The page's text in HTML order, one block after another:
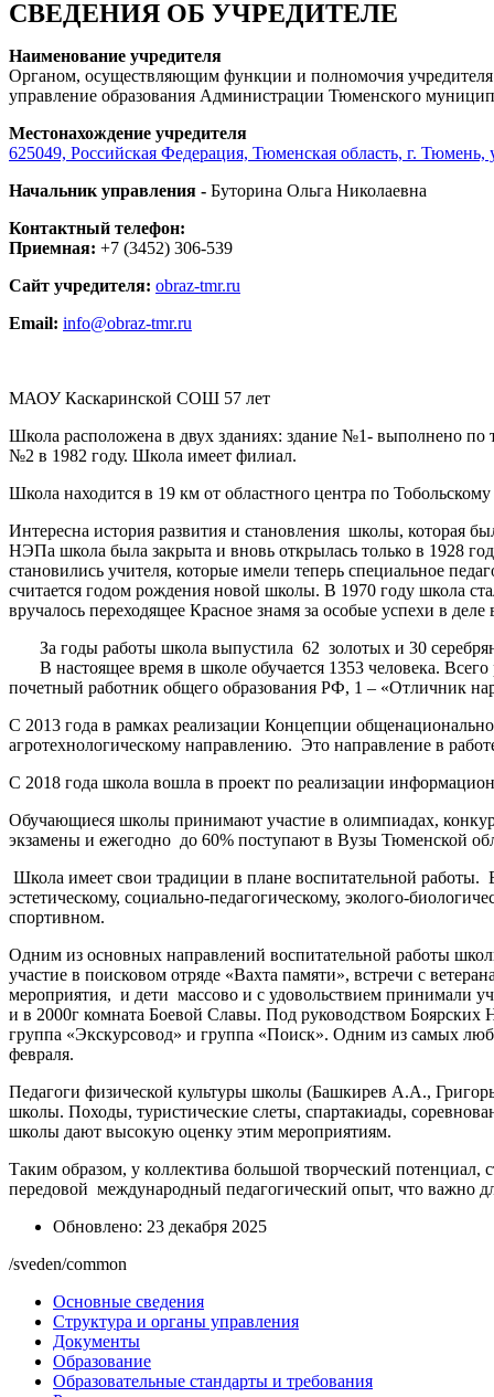
СВЕДЕНИЯ ОБ УЧРЕДИТЕЛЕ
Наименование учредителя
Органом, осуществляющим функции и полномочия
управление образования Администрации Тюменского
Местонахождение учредителя
625049, Российская Федерация, Тюменская область, г. Тюмень,
Начальник управления - Буторина Ольга Николаевна
Контактный телефон:
Приемная: +7 (3452) 306-539
Сайт учредителя: obraz-tmr.ru
Email: info@obraz-tmr.ru
МАОУ Каскаринской СОШ 57 лет
Школа расположена в двух зданиях: здание №1- выполнено по
№2 в 1982 году. Школа имеет филиал.
Школа находится в 19 км от областного центра по Тобольскому
Интересна история развития и становления школы, которая
НЭПа школа была закрыта и вновь открылась только в 1928
становились учителя, которые имели теперь специальное
считается годом рождения новой школы. В 1970 году школа
вручалось переходящее Красное знамя за особые успехи в
За годы работы школа выпустила 62 золотых и 30
В настоящее время в школе обучается 1353 человека.
почетный работник общего образования РФ, 1 – «Отличник
С 2013 года в рамках реализации Концепции
агротехнологическому направлению. Это направление в
С 2018 года школа вошла в проект по реализации
Обучающиеся школы принимают участие в олимпиадах,
экзамены и ежегодно до 60% поступают в Вузы Тюменской
Школа имеет свои традиции в плане воспитательной
эстетическому, социально-педагогическому, эколого-
спортивном.
Одним из основных направлений воспитательной работы
участие в поисковом отряде «Вахта памяти», встречи с
мероприятия, и дети массово и с удовольствием принимали
и в 2000г комната Боевой Славы. Под руководством Боярских
группа «Экскурсовод» и группа «Поиск». Одним из самых
февраля.
Педагоги физической культуры школы (Башкирев А.А.,
школы. Походы, туристические слеты, спартакиады,
школы дают высокую оценку этим мероприятиям.
Таким образом, у коллектива большой творческий потенциал,
передовой международный педагогический опыт, что важно
Обновлено: 23 декабря 2025
/sveden/common
Основные сведения
Структура и органы управления
Документы
Образование
Образовательные стандарты и требования